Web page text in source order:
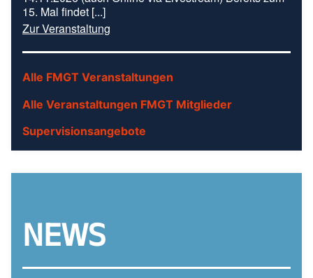
15. Mal findet [...]
Zur Veranstaltung
Alle FMGT Veranstaltungen
Alle Veranstaltungen FMGT Mitglieder
Supervisionsangebote
NEWS